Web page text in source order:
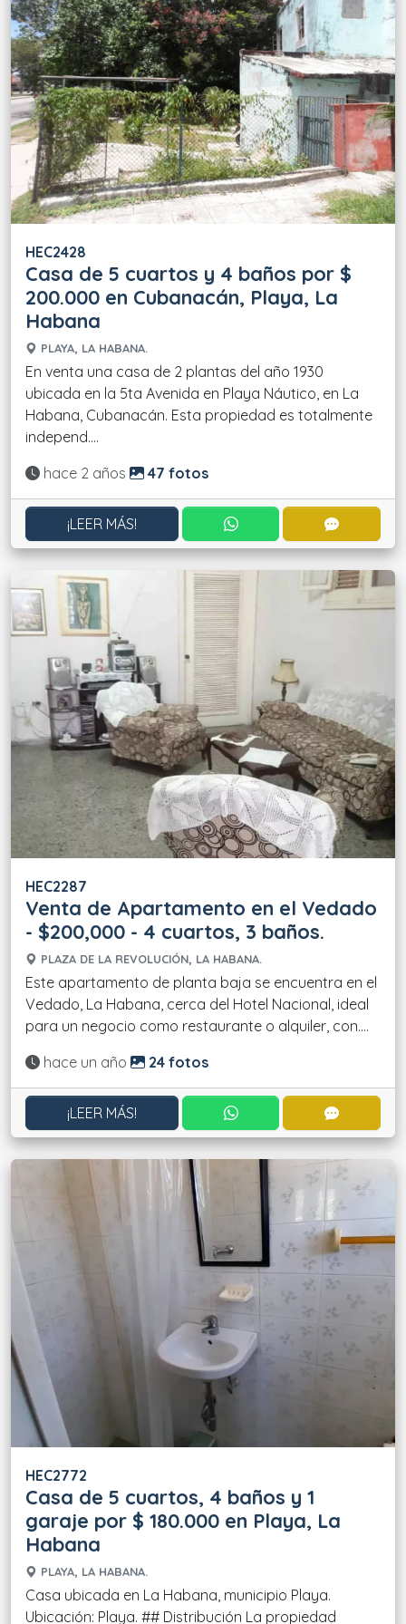
HEC2428
Casa de 5 cuartos y 4 baños por $
200.000 en Cubanacán, Playa, La
Habana
PLAYA, LA HABANA.
En venta una casa de 2 plantas del año 1930
ubicada en la 5ta Avenida en Playa Náutico, en La
Habana, Cubanacán. Esta propiedad es totalmente
independ....
Actualizado:
hace 2 años 47 fotos
¡LEER MÁS! CONTACTAR POR
HEC2287
Venta de Apartamento en el Vedado
- $200,000 - 4 cuartos, 3 baños.
PLAZA DE LA REVOLUCIÓN, LA HABANA.
Este apartamento de planta baja se encuentra en el
Vedado, La Habana, cerca del Hotel Nacional, ideal
para un negocio como restaurante o alquiler, con....
Actualizado:
hace un año 24 fotos
¡LEER MÁS! CONTACTAR POR
HEC2772
Casa de 5 cuartos, 4 baños y 1
garaje por $ 180.000 en Playa, La
Habana
PLAYA, LA HABANA.
Casa ubicada en La Habana, municipio Playa.
Ubicación: Playa. ## Distribución La propiedad